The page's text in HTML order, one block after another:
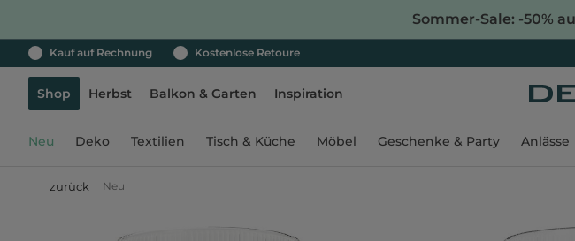
Sommer-Sale: -50%
Kauf auf Rechnung Kostenlose Retoure
Shop Herbst Balkon & Garten Inspiration
Neu Deko Textilien Tisch & Küche Möbel Geschenke & Party Anlässe
zurück Neu